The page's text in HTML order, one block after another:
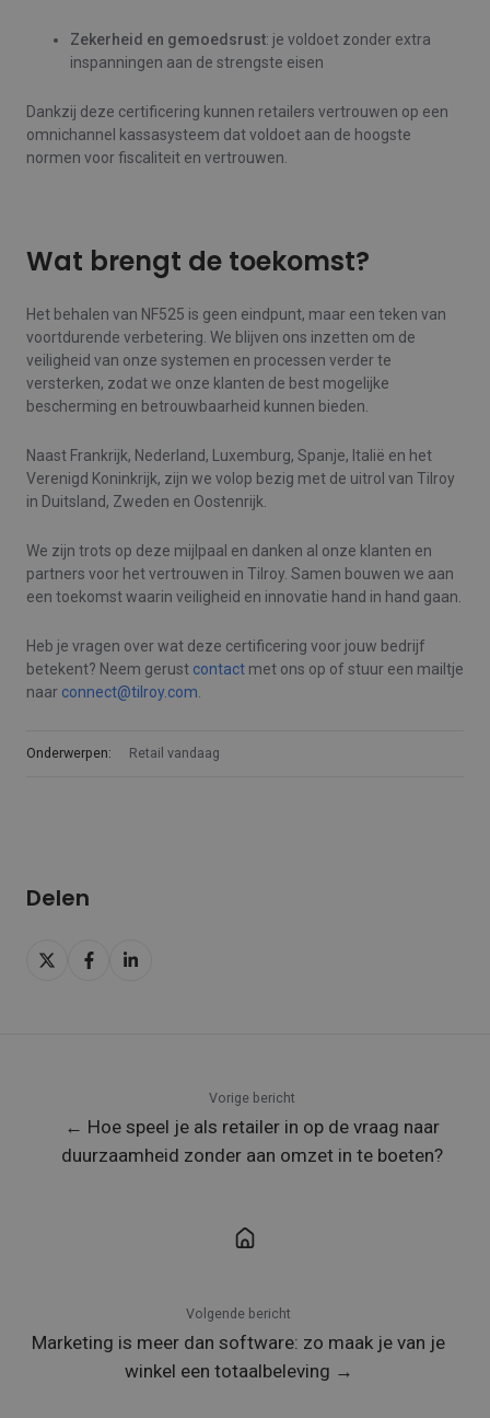
Zekerheid en gemoedsrust: je voldoet zonder extra
inspanningen aan de strengste eisen
Dankzij deze certificering kunnen retailers vertrouwen op een
omnichannel kassasysteem dat voldoet aan de hoogste
normen voor fiscaliteit en vertrouwen.
Wat brengt de toekomst?
Het behalen van NF525 is geen eindpunt, maar een teken van
voortdurende verbetering. We blijven ons inzetten om de
veiligheid van onze systemen en processen verder te
versterken, zodat we onze klanten de best mogelijke
bescherming en betrouwbaarheid kunnen bieden.
Naast Frankrijk, Nederland, Luxemburg, Spanje, Italië en het
Verenigd Koninkrijk, zijn we volop bezig met de uitrol van Tilroy
in Duitsland, Zweden en Oostenrijk.
We zijn trots op deze mijlpaal en danken al onze klanten en
partners voor het vertrouwen in Tilroy. Samen bouwen we aan
een toekomst waarin veiligheid en innovatie hand in hand gaan.
Heb je vragen over wat deze certificering voor jouw bedrijf
betekent? Neem gerust contact met ons op of stuur een mailtje
naar connect@tilroy.com
Onderwerpen: Retail vandaag
Delen
Delen
op
Delen
Delen
Vorige bericht
← Hoe speel je als retailer in op de vraag naar
duurzaamheid zonder aan omzet in te boeten?
Volgende bericht
Marketing is meer dan software: zo maak je van je
winkel een totaalbeleving →